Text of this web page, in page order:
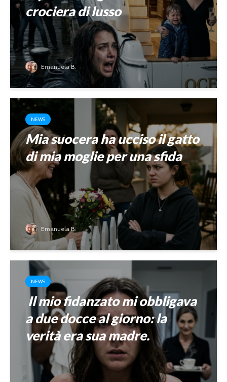
crociera di lusso
Emanuela B.
NEWS
Mia suocera ha ucciso il gatto
di mia moglie per una sfida
Emanuela B.
NEWS
Il mio fidanzato mi obbligava
a due docce al giorno: la
verità era sua madre.